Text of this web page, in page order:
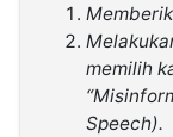
memilih
Speech).